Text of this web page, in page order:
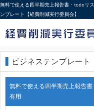
無料で使える四半期売上報告書・todoリ
ンプレート【経費削減実行委員会】
ビジネステンプレート
無料で使える四半期売上報告
有用